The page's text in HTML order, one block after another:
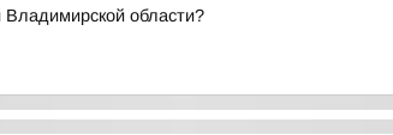
области?